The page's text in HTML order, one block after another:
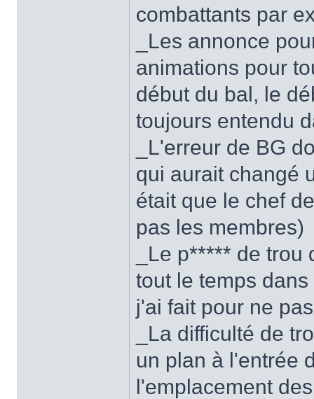
combattants par
_Les annonce
animations pour
début du bal, le
toujours entendu
_L'erreur de BG
qui aurait changé
était que le chef
pas les membres)
_Le p***** de
tout le temps
j'ai fait pour ne
_La difficulté de
un plan à l'entrée
l'emplacement